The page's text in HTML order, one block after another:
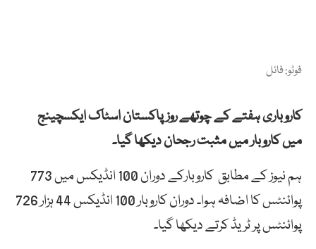
فوٹو: فائل
کاروباری ہفتے کے چوتھے روز پاکستان اسٹاک ایکسچینج
میں کاروبار میں مثبت رجحان دیکھا گیا۔
ہم نیوز کے مطابق کاروبارکے دوران 100 انڈیکس میں 773
پوائنٹس کا اضافہ ہوا۔ دوران کاروبار 100 انڈیکس 44 ہزار 726
پوائنٹس پر ٹریڈ کرتے دیکھا گیا۔